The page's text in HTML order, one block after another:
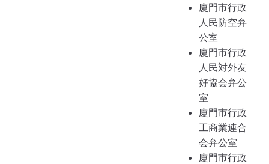
廈門市行政
人民防空弁
公室
廈門市行政
人民対外友
好協会弁公
室
廈門市行政
工商業連合
会弁公室
廈門市行政